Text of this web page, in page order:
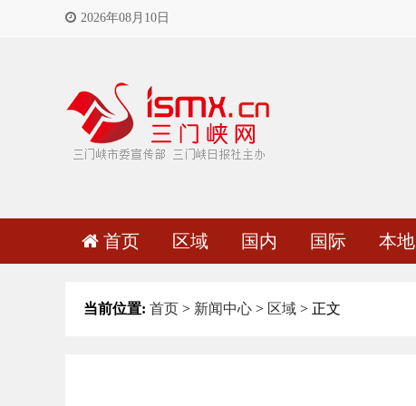
2026年08月10日
首页 区域 国内 国际 本地
当前位置: 首页 > 新闻中心 > 区域 > 正文